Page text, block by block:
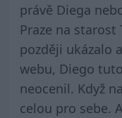
právě Diega
Praze na starost
později ukázalo
webu, Diego
neocenil. Když
celou pro sebe.